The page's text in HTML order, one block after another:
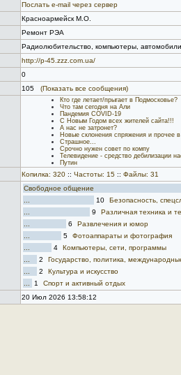
Послать е-mail через сервер
Красноармейск М.О.
Ремонт РЭА
Радиолюбительство, компьютеры,
http://p-45.zzz.com.ua/
0
105
(Показать все сообщения)
Кто где летает/прыгает в Подмосковье?
Что там сегодня на Али
Пандемия COVID-19
C Новым Годом всех жителей сайта!!!
А нас не затронет?
Новые склонения спряжения и прочее в
Страшное...
Срочно нужен совет по компу
Телевидение - средство дебилизации
Путин
Копилка: 320 :: Частоты: 15 :: Файлы: 31
Свободное общение
10
Безопасность,
9
Различная техника и
6
Развлечения и юмор
5
Фотоаппараты и фотография
4
Компьютеры, сети, программы
2
Государство, политика,
2
Культура и искусство
1
Спорт и активный отдых
20 Июл 2026 13:58:12